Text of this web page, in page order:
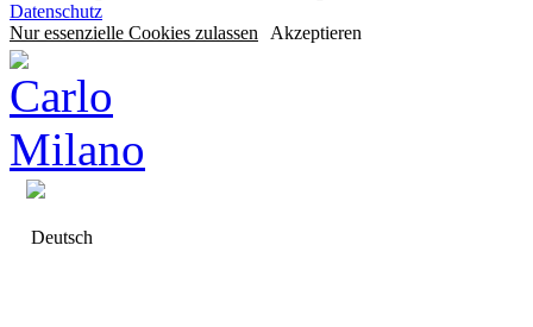
Datenschutz
Nur essenzielle Cookies zulassen Akzeptieren
Deutsch